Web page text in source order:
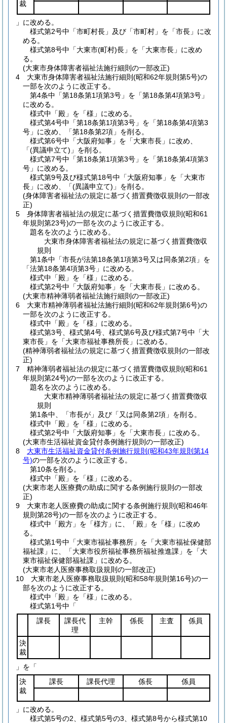
裁
」に改める。
様式第2号中「市町村長」及び「市町村」を「市長」に改
める。
様式第8号中「大東市(町村)長」を「大東市長」に改め
る。
(大東市身体障害者福祉法施行細則の一部改正)
4
大東市身体障害者福祉法施行細則 (昭和62年規則第5号)の
一部を次のように改正する。
第4条中「第18条第1項第3号」を「第18条第4項第3号」
に改める。
様式中「殿」を「様」に改める。
様式第4号中「第18条第1項第3号」を「第18条第4項第3
号」に改め、「第18条第2項」を削る。
様式第6号中「大阪府知事」を「大東市長」に改め、
「(異議申立て) 」を削る。
様式第7号中「第18条第1項第3号」を「第18条第4項第3
号」に改める。
様式第9号及び様式第18号中「大阪府知事」を「大東市
長」に改め、「(異議申立て) 」を削る。
(身体障害者福祉法の規定に基づく措置費徴収規則の一部改
正)
5
身体障害者福祉法の規定に基づく措置費徴収規則 (昭和61
年規則第23号)の一部を次のように改正する。
題名を次のように改める。
大東市身体障害者福祉法の規定に基づく措置費徴収
規則
第1条中「市長が法第18条第1項第3号又は同条第2項」を
「法第18条第4項第3号」に改める。
様式中「殿」を「様」に改める。
様式第2号中「大阪府知事」を「大東市長」に改める。
(大東市精神薄弱者福祉法施行細則の一部改正)
6
大東市精神薄弱者福祉法施行細則 (昭和62年規則第6号)の
一部を次のように改正する。
様式中「殿」を「様」に改める。
様式第3号、様式第4号、様式第6号及び様式第7号中「大
東市長」を「大東市福祉事務所長」に改める。
(精神薄弱者福祉法の規定に基づく措置費徴収規則の一部改
正)
7
精神薄弱者福祉法の規定に基づく措置費徴収規則 (昭和61
年規則第24号)の一部を次のように改正する。
題名を次のように改める。
大東市精神薄弱者福祉法の規定に基づく措置費徴収
規則
第1条中、「市長が」及び「又は同条第2項」を削る。
様式中「殿」を「様」に改める。
様式第2号中「大阪府知事」を「大東市長」に改める。
(大東市生活福祉資金貸付条例施行規則の一部改正)
8
大東市生活福祉資金貸付条例施行規則 (昭和43年規則第14
号)の一部を次のように改正する。
第10条を削る。
様式中「殿」を「様」に改める。
(大東市老人医療費の助成に関する条例施行規則の一部改
正)
9
大東市老人医療費の助成に関する条例施行規則 (昭和46年
規則第28号)の一部を次のように改正する。
様式中「殿方」を「様方」に、「殿」を「様」に改め
る。
様式第1号中「大東市福祉事務所」を「大東市福祉保健部
福祉課」に、「大東市役所福祉事務所福祉推進課」を「大
東市福祉保健部福祉課」に改める。
(大東市老人医療事務取扱規則の一部改正)
10
大東市老人医療事務取扱規則 (昭和58年規則第16号)の一
部を次のように改正する。
様式中「殿」を「様」に改める。
様式第1号中「
課長
課長代
理
主幹 係長 主査 係員
決
裁
」を「
決
裁
課長 課長代理 係長 係員
」に改める。
様式第5号の2、様式第5号の3、様式第8号から様式第10